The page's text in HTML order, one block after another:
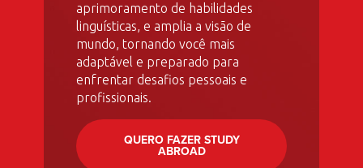
aprimoramento de habilidades
linguísticas, e amplia a visão de
mundo, tornando você mais
adaptável e preparado para
enfrentar desafios pessoais e
profissionais.
QUERO FAZER STUDY
ABROAD